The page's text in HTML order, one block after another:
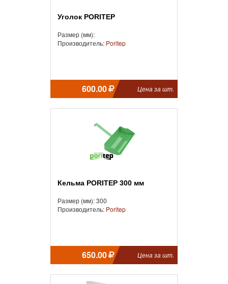
Уголок PORITEP
Размер (мм):
Производитель: Poritep
600.00 Цена за шт.
Кельма PORITEP 300 мм
Размер (мм): 300
Производитель: Poritep
650.00 Цена за шт.